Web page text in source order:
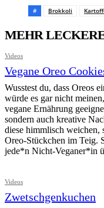
# Brokkoli
MEHR
Videos
Vegane Oreo
Wusstest du, dass Oreos
würde es gar nicht
vegane Ernährung
sondern auch kreative
diese himmlisch weichen,
Oreo-Stückchen im Teig.
jede*n Nicht-Veganer*in
Videos
Zwetschgenkuchen